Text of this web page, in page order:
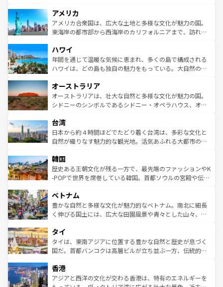
ンツ一覧を参照してほしい。
の建物がそのまま残る町や、スイスならではのユニークな
博物館もあり、アルプス観光だけでなく町歩きも満喫する
ことができる。国民の所得が高いため物価も高いが、旅行
ば市内交通費無料で観光を楽しむこともできる。 なお、新
着のスイス情報はコンテンツ一覧 を参照してほしい。
アメリカ
アメリカ合衆国は、広大な土地と多様な文化が魅力の国。
東海岸の都市部から西海岸のカリフォルニアまで、訪れる
のような巨大都市は、観光、ショッピング、エンターテイ
ンメントが詰まった刺激的なスポットだ。一方、アメリカ
西部には大自然が広がり、グランドキャニオンやイエロー
部のニューオーリンズでは、音楽と美食が融合した独特の
文化が魅力。旅行者はアメリカの各地域で異なる魅力を楽
しみながら、その多様性と豊かな歴史を感じることができ
ならではの贅沢な旅のスタイルだ。 なお、新着のアメリカ
情報はコンテンツ一覧を参照してほしい。
ハワイ
年間を通じて温暖な気候に恵まれ、多くの島で構成される
ハワイは、どの島も独自の魅力をもっている。大自然の神
ワイ島は見逃せない。また、定番の観光地といえばオアフ
島だが、静かな自然を求めるならマウイ島やカウアイ島が
おすすめ。エメラルドグリーンに輝く海をはじめ、豊かな
れるおもてなしの心で訪れる人々を迎えてくれるハワイの
人々、おいしいローカルフードやハワイアンミュージッ
ク、伝統的なフラダンスなど、すべてがハワイの魅力を彩
ワイを、存分に味わってほしい。 なお、新着のハワイ情報
はコンテンツ一覧を参照してほしい。
オーストラリア
オーストラリアは、壮大な自然と多様な文化が魅力の国。
シドニーのシンボルであるシドニー・オペラハウス、オー
リアリーフや大陸中央部にそびえるウルル（エアーズロッ
ク）、タスマニアの美しい原生林やケアンズの熱帯雨林な
ど、見どころがたくさん。また、カフェやワイン、オージ
いる。アクティビティも充実しており、サーフィンやダイ
ビング、ハイキングなど、アウトドア好きにはたまらな
い。オーストラリアの多彩な魅力を存分に味わいつくそ
参照してほしい。
台湾
日本から約４時間ほどでたどり着く台湾は、多彩な文化と
自然が織りなす魅力的な観光地。活気あふれる大都市の台
ン）、静ひつな山岳地帯である台湾東部など、都市の喧騒
と山間の静けさが共存しており、訪れる人に新しい発見と
驚きをもたらしてくれる。また、奥深い台湾の食文化も魅
容にもいいと評判のスイーツなど、バラエティ豊かな料理
が味わえる。 なお、新着の台湾情報は コンテンツ一覧を参
照してほしい。
韓国
歴史ある王朝文化が残る一方で、最先端のファッションやK
-POPで世界を席巻している韓国。首都ソウルの宮殿や伝統
き、地方に足を延ばせば四季折々の自然美を楽しむことが
できる。そして、キムチや焼肉、絶品のストリートフード
まで、さまざまな韓国料理が待っている。夜には、韓国な
リティに包まれながら、韓国の多彩な魅力を心ゆくまで味
わってみてほしい。 なお、新着の韓国情報はコンテンツ一
覧を参照してほしい。
ベトナム
豊かな自然と多様な文化が魅力的なベトナム。南北に細長
く伸びる国土には、広大な田園風景や青々とした山々、世
急速な発展と共に伝統が息づく。ハノイの古い町並みやホ
ーチミン市のフランス統治時代の建物も、独特の雰囲気を
醸し出している。また、バラエティの豊かさとおいしさで
とつ。フォーやバインミー、ベトナムコーヒーなどは、ぜ
ひ現地で味わいたい。どの地域を訪れてもあたたかい人々
タイ
タイは、東南アジアに位置する豊かな自然と歴史が息づく
国だ。首都バンコクは高層ビルが立ち並ぶ一方、伝統的な
の活気が交差している。北部ではチェンマイなどの山岳地
帯で自然と触れ合い、南部ではプーケットやクラビの美し
香港
アジアと西洋の文化が交わる香港は、特有のエネルギーを